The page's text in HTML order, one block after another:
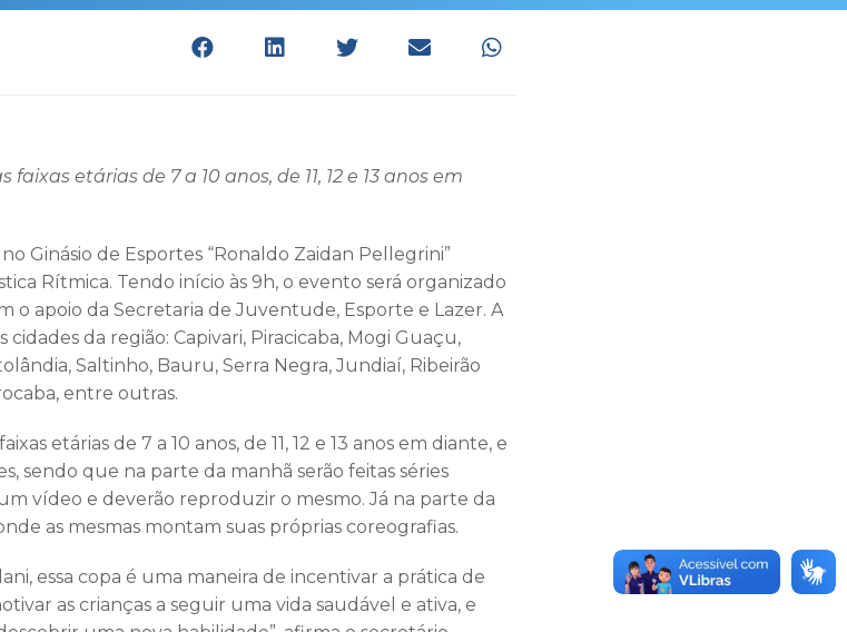
etárias de 7 a 10 anos, de 11, 12 e 13 anos em
Ginásio de Esportes “Ronaldo Zaidan Pellegrini”
Rítmica. Tendo início às 9h, o evento será organizado
o apoio da Secretaria de Juventude, Esporte e Lazer. A
da região: Capivari, Piracicaba, Mogi Guaçu,
Saltinho, Bauru, Serra Negra, Jundiaí, Ribeirão
entre outras.
etárias de 7 a 10 anos, de 11, 12 e 13 anos em diante, e
sendo que na parte da manhã serão feitas séries
vídeo e deverão reproduzir o mesmo. Já na parte da
as mesmas montam suas próprias coreografias.
essa copa é uma maneira de incentivar a prática de
as crianças a seguir uma vida saudável e ativa, e